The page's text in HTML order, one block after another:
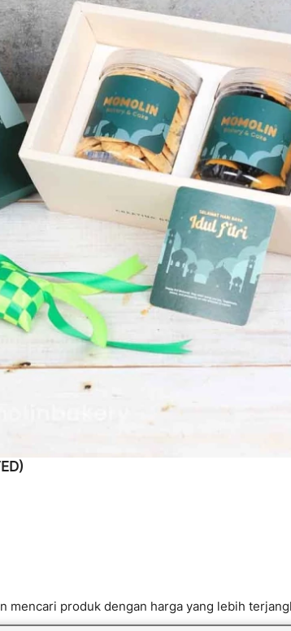
mencari produk dengan harga yang lebih